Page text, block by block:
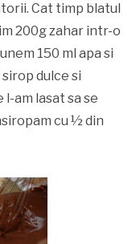
Cat timp blatul
200g zahar intr-o
150 ml apa si
dulce si
am lasat sa se
cu ½ din